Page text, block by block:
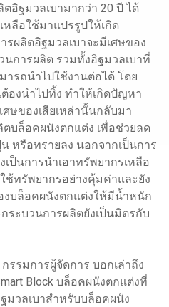
อิฐมวลเบามากว่า 20 ปี ได้
ลือใช้มาแปรรูปให้เกิด
ผลิตอิฐมวลเบาจะมีเศษของ
นการผลิต รวมทั้งอิฐมวลเบาที่
ารถนำไปใช้งานต่อได้ โดย
องนำไปทิ้ง ทำให้เกิดปัญหา
ษของเสียเหล่านั้นกลับมา
ตบล็อคผนังตกแต่ง เพื่อช่วยลด
หรือทรายลง นอกจากเป็นการ
ป็นการนำเอาทรัพยากรเหลือ
ช้ทรัพยากรอย่างคุ้มค่าและยัง
บล็อคผนังตกแต่งให้มีน้ำหนัก
ระบวนการผลิตยังเป็นมิตรกับ
มการผู้จัดการ บอกเล่าถึง
Block บล็อคผนังตกแต่งที่
วลเบาสำหรับบล็อคผนัง